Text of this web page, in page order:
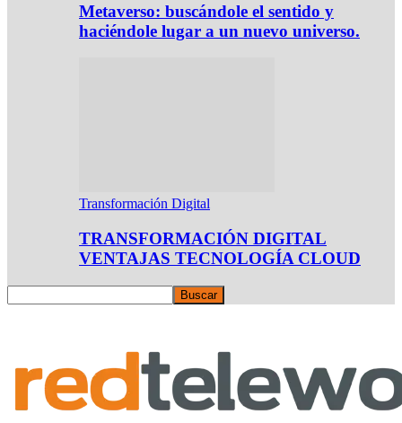
Metaverso: buscándole el sentido y
haciéndole lugar a un nuevo universo.
Transformación Digital
TRANSFORMACIÓN DIGITAL
VENTAJAS TECNOLOGÍA CLOUD